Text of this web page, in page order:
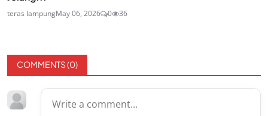
teras lampungMay 06, 2026 0 36
COMMENTS (0)